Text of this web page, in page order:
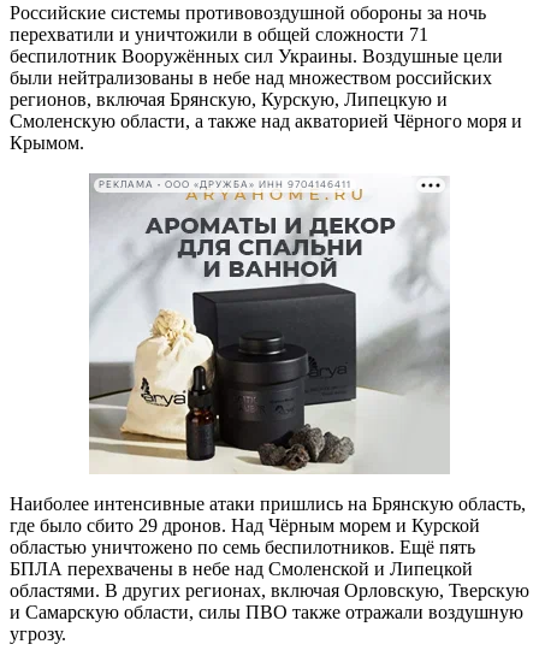
Российские системы противовоздушной обороны за ночь
перехватили и уничтожили в общей сложности 71
беспилотник Вооружённых сил Украины. Воздушные цели
были нейтрализованы в небе над множеством российских
регионов, включая Брянскую, Курскую, Липецкую и
Смоленскую области, а также над акваторией Чёрного моря и
Крымом.
РЕКЛАМА • ООО «ДРУЖБА» ИНН 9704146411
Наиболее интенсивные атаки пришлись на Брянскую область,
где было сбито 29 дронов. Над Чёрным морем и Курской
областью уничтожено по семь беспилотников. Ещё пять
БПЛА перехвачены в небе над Смоленской и Липецкой
областями. В других регионах, включая Орловскую, Тверскую
и Самарскую области, силы ПВО также отражали воздушную
угрозу.